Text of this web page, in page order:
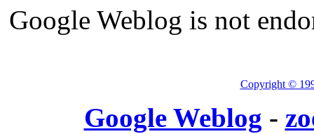
Google Weblog is not
Copyright ©
Google Weblog -